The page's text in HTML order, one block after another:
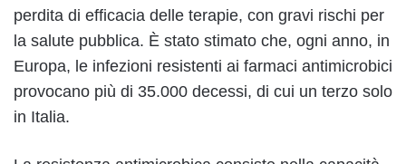
perdita di efficacia delle terapie, con gravi rischi per
la salute pubblica. È stato stimato che, ogni anno, in
Europa, le infezioni resistenti ai farmaci antimicrobici
provocano più di 35.000 decessi, di cui un terzo solo
in Italia.